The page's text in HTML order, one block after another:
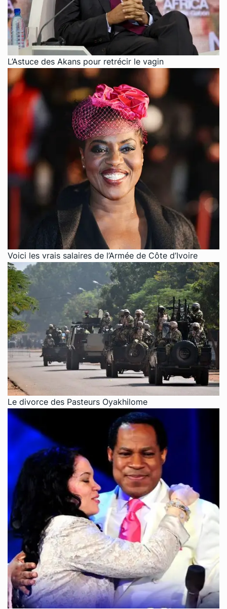
L’Astuce des Akans pour retrécir le vagin
Voici les vrais salaires de l’Armée de Côte d’Ivoire
Le divorce des Pasteurs Oyakhilome